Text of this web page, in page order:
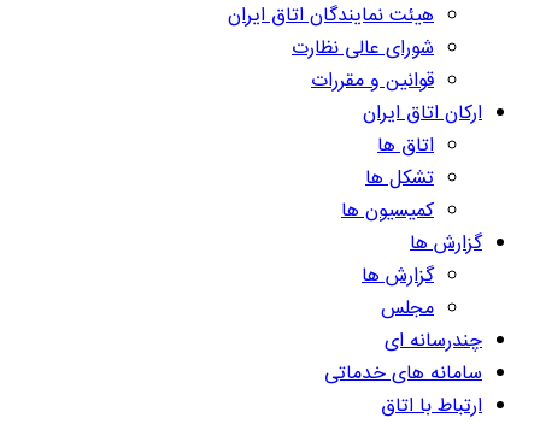
هیئت نمایندگان اتاق ایران
شورای عالی نظارت
قوانین و مقررات
ارکان اتاق ایران
اتاق ها
تشکل ها
کمیسیون ها
گزارش ها
گزارش ها
مجلس
چندرسانه ای
سامانه های خدماتی
ارتباط با اتاق